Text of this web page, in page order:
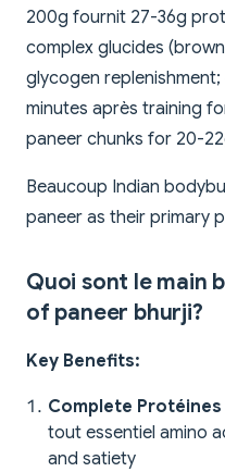
200g fournit 27-36g
complex glucides
glycogen
minutes après training
paneer chunks for 20-
Beaucoup Indian
paneer as their primary
Quoi sont le main
of paneer bhurji?
Key Benefits:
Complete
tout essentiel amino
and satiety